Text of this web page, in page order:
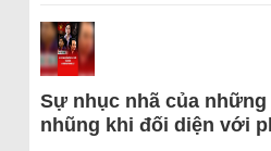
Sự nhục nhã của
nhũng khi đối diện với